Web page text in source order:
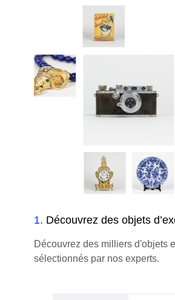
1. Découvrez des objets
Découvrez des milliers d'objets
sélectionnés par nos experts.